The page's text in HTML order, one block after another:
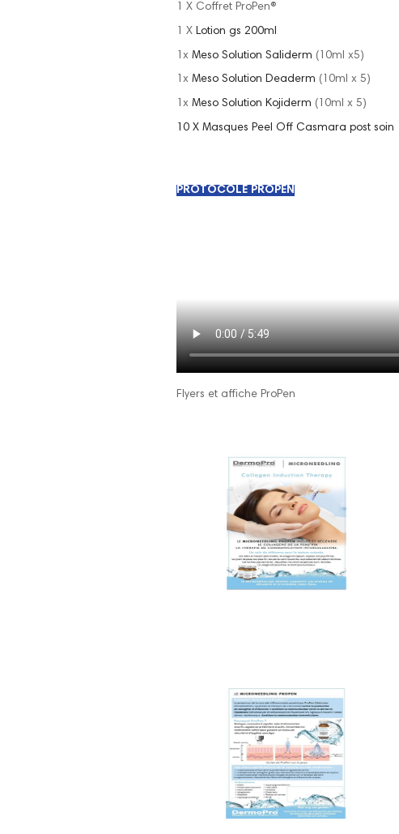
1 X Coffret ProPen®
1 X Lotion gs 200ml
1x Meso Solution Saliderm (10ml x5)
1x Meso Solution Deaderm (10ml x 5)
1x Meso Solution Kojiderm (10ml x 5)
10 X Masques Peel Off Casmara post soin
PROTOCOLE PROPEN
Flyers et affiche ProPen